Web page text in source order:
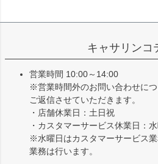
キャサリンコ
営業時間 10:00～14:00
※営業時間外のお問い合わせに
ご返信させていただきます。
・店舗休業日：土日祝
・カスタマーサービス休業日：
※水曜日はカスタマーサービス
業務は行います。